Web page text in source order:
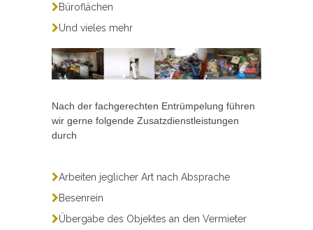
Büroflächen
Und vieles mehr
Nach der fachgerechten Entrümpelung führen
wir gerne folgende Zusatzdienstleistungen
durch
Arbeiten jeglicher Art nach Absprache
Besenrein
Übergabe des Objektes an den Vermieter